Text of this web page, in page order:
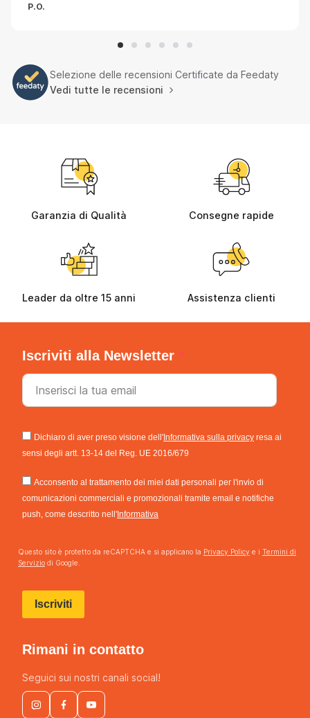
P.O.
Selezione delle recensioni Certificate da Feedaty
Vedi tutte le recensioni
Garanzia di Qualità Consegne rapide
Leader da oltre 15 anni Assistenza clienti
Iscriviti alla Newsletter
Dichiaro di aver preso visione dell' Informativa sulla privacy resa ai
sensi degli artt. 13-14 del Reg. UE 2016/679
Acconsento al trattamento dei miei dati personali per l'invio di
comunicazioni commerciali e promozionali tramite email e notifiche
push, come descritto nell' Informativa
Questo sito è protetto da reCAPTCHA e si applicano la Privacy Policy e i Termini di
Servizio di Google.
Iscriviti
Rimani in contatto
Seguici sui nostri canali social!